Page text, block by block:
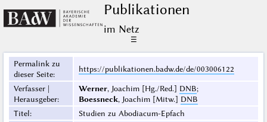
Publikationen
im Netz
☰
Permalink zu
dieser Seite:
https://publikationen.badw.de/de/003006122
Verfasser |
Herausgeber:
Werner, Joachim [Hg./Red.] DNB;
Boessneck, Joachim [Mitw.] DNB
Titel:
Studien zu Abodiacum-Epfach